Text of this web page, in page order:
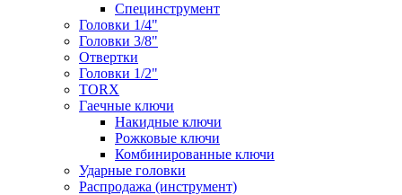
Специнструмент
Головки 1/4"
Головки 3/8"
Отвертки
Головки 1/2"
TORX
Гаечные ключи
Накидные ключи
Рожковые ключи
Комбинированные ключи
Ударные головки
Распродажа (инструмент)